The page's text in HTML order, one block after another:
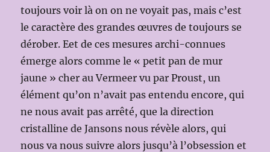
toujours voir là on on ne voyait pas, mais c’est
le caractère des grandes œuvres de toujours se
dérober. Eet de ces mesures archi-connues
émerge alors comme le « petit pan de mur
jaune » cher au Vermeer vu par Proust, un
élément qu’on n’avait pas entendu encore, qui
ne nous avait pas arrêté, que la direction
cristalline de Jansons nous révèle alors, qui
nous va nous suivre alors jusqu’à l’obsession et